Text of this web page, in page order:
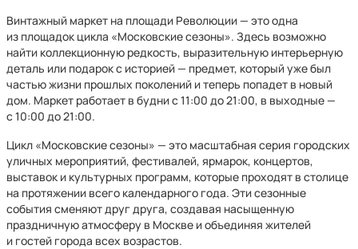
Винтажный маркет на площади Революции — это одна
из площадок цикла «Московские сезоны». Здесь возможно
найти коллекционную редкость, выразительную интерьерную
деталь или подарок с историей — предмет, который уже был
частью жизни прошлых поколений и теперь попадет в новый
дом. Маркет работает в будни с 11:00 до 21:00, в выходные —
с 10:00 до 21:00.
Цикл «Московские сезоны» — это масштабная серия городских
уличных мероприятий, фестивалей, ярмарок, концертов,
выставок и культурных программ, которые проходят в столице
на протяжении всего календарного года. Эти сезонные
события сменяют друг друга, создавая насыщенную
праздничную атмосферу в Москве и объединяя жителей
и гостей города всех возрастов.